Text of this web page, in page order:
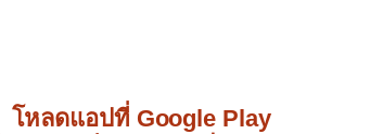
โหลดแอปที่ Google Play